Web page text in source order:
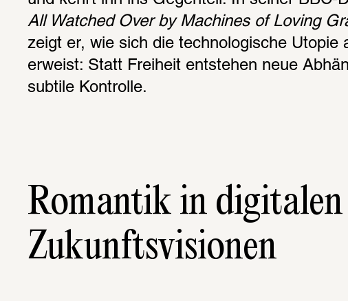
All Watched Over by Machines of Loving
zeigt er, wie sich die technologische Utopie
erweist: Statt Freiheit entstehen neue
subtile Kontrolle.
Romantik in digitalen
Zukunftsvisionen